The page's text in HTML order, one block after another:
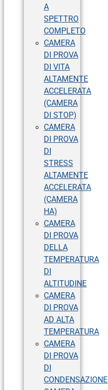
A
SPETTRO
COMPLETO
CAMERA
DI PROVA
DI VITA
ALTAMENTE
ACCELERATA
(CAMERA
DI STOP)
CAMERA
DI PROVA
DI
STRESS
ALTAMENTE
ACCELERATA
(CAMERA
HA)
CAMERA
DI PROVA
DELLA
TEMPERATURA
DI
ALTITUDINE
CAMERA
DI PROVA
AD ALTA
TEMPERATURA
CAMERA
DI PROVA
DI
CONDENSAZIONE